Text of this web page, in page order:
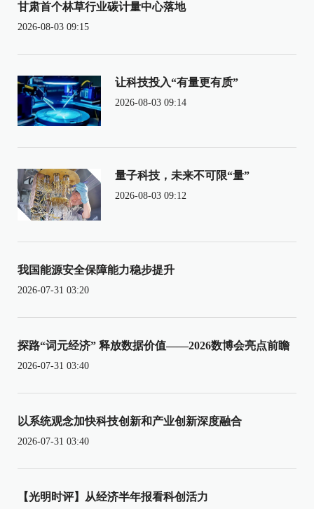
甘肃首个林草行业碳计量中心落地
2026-08-03 09:15
让科技投入“有量更有质”
2026-08-03 09:14
量子科技，未来不可限“量”
2026-08-03 09:12
我国能源安全保障能力稳步提升
2026-07-31 03:20
探路“词元经济” 释放数据价值——2026数博会亮点前瞻
2026-07-31 03:40
以系统观念加快科技创新和产业创新深度融合
2026-07-31 03:40
【光明时评】从经济半年报看科创活力